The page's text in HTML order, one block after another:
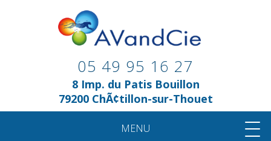
05 49 95 16 27
8 Imp. du Patis Bouillon
79200 ChÃ¢tillon-sur-Thouet
MENU